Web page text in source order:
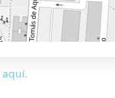
aquí.